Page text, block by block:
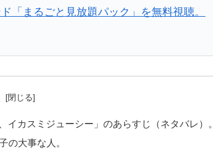
「まるごと見放題パック」を無料視聴。
イカスミジューシー」のあらすじ（ネタバレ）。
の大事な人。